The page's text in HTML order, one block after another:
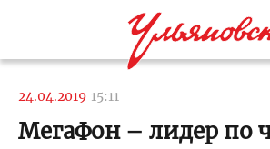
24.04.2019 15:11
МегаФон – лидер по